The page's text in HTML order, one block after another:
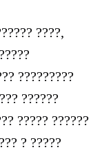
????,
?????????
??????
????? ??????
? ?????